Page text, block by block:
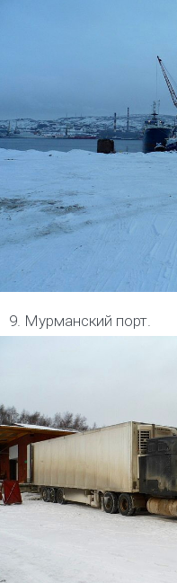
9. Мурманский порт.